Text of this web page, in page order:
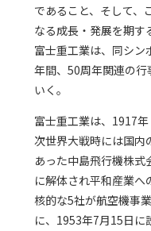
であること、そして、
なる成長・発展を期す
富士重工業は、同シ
年間、50周年関連の
いく。
富士重工業は、1917
次世界大戦時には国内
あった中島飛行機株式
に解体され平和産業
核的な5社が航空機事
に、1953年7月15日に